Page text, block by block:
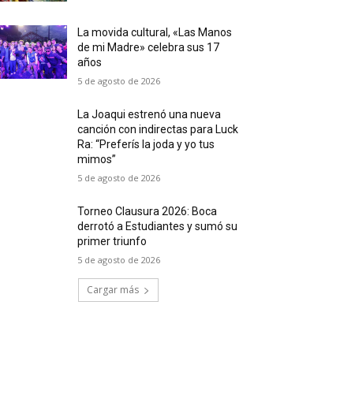
La movida cultural, «Las Manos
de mi Madre» celebra sus 17
años
5 de agosto de 2026
La Joaqui estrenó una nueva
canción con indirectas para Luck
Ra: “Preferís la joda y yo tus
mimos”
5 de agosto de 2026
Torneo Clausura 2026: Boca
derrotó a Estudiantes y sumó su
primer triunfo
5 de agosto de 2026
Cargar más